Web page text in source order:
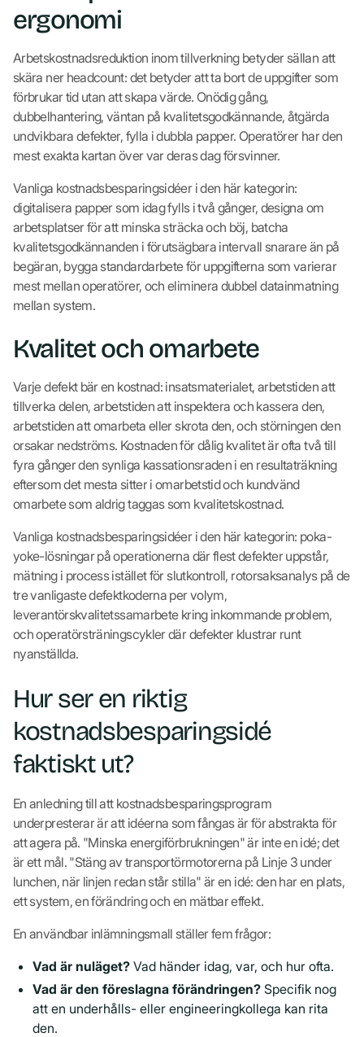
ergonomi
Arbetskostnadsreduktion inom tillverkning betyder sällan att
skära ner headcount: det betyder att ta bort de uppgifter som
förbrukar tid utan att skapa värde. Onödig gång,
dubbelhantering, väntan på kvalitetsgodkännande, åtgärda
undvikbara defekter, fylla i dubbla papper. Operatörer har den
mest exakta kartan över var deras dag försvinner.
Vanliga kostnadsbesparingsidéer i den här kategorin:
digitalisera papper som idag fylls i två gånger, designa om
arbetsplatser för att minska sträcka och böj, batcha
kvalitetsgodkännanden i förutsägbara intervall snarare än på
begäran, bygga standardarbete för uppgifterna som varierar
mest mellan operatörer, och eliminera dubbel datainmatning
mellan system.
Kvalitet och omarbete
Varje defekt bär en kostnad: insatsmaterialet, arbetstiden att
tillverka delen, arbetstiden att inspektera och kassera den,
arbetstiden att omarbeta eller skrota den, och störningen den
orsakar nedströms. Kostnaden för dålig kvalitet är ofta två till
fyra gånger den synliga kassationsraden i en resultaträkning
eftersom det mesta sitter i omarbetstid och kundvänd
omarbete som aldrig taggas som kvalitetskostnad.
Vanliga kostnadsbesparingsidéer i den här kategorin: poka-
yoke-lösningar på operationerna där flest defekter uppstår,
mätning i process istället för slutkontroll, rotorsaksanalys på de
tre vanligaste defektkoderna per volym,
leverantörskvalitetssamarbete kring inkommande problem,
och operatörsträningscykler där defekter klustrar runt
nyanställda.
Hur ser en riktig
kostnadsbesparingsidé
faktiskt ut?
En anledning till att kostnadsbesparingsprogram
underpresterar är att idéerna som fångas är för abstrakta för
att agera på. "Minska energiförbrukningen" är inte en idé; det
är ett mål. "Stäng av transportörmotorerna på Linje 3 under
lunchen, när linjen redan står stilla" är en idé: den har en plats,
ett system, en förändring och en mätbar effekt.
En användbar inlämningsmall ställer fem frågor:
Vad är nuläget? Vad händer idag, var, och hur ofta.
Vad är den föreslagna förändringen? Specifik nog
att en underhålls- eller engineeringkollega kan rita
den.